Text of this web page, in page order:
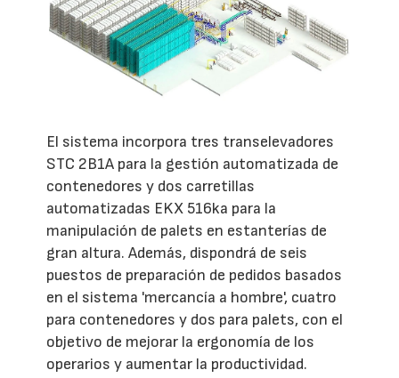
El sistema incorpora tres transelevadores
STC 2B1A para la gestión automatizada de
contenedores y dos carretillas
automatizadas EKX 516ka para la
manipulación de palets en estanterías de
gran altura. Además, dispondrá de seis
puestos de preparación de pedidos basados
en el sistema 'mercancía a hombre', cuatro
para contenedores y dos para palets, con el
objetivo de mejorar la ergonomía de los
operarios y aumentar la productividad.